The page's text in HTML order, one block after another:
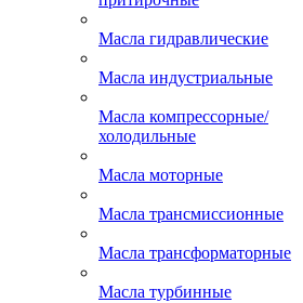
Масла гидравлические
Масла индустриальные
Масла компрессорные/
холодильные
Масла моторные
Масла трансмиссионные
Масла трансформаторные
Масла турбинные